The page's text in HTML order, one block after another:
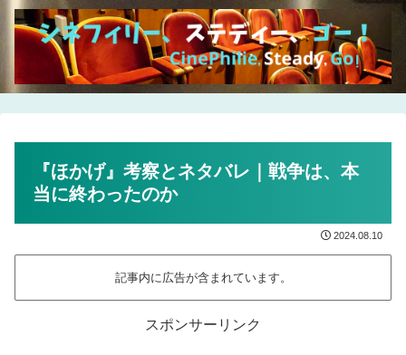
『ほかげ』考察とネタバレ｜戦争は、本
当に終わったのか
2024.08.10
記事内に広告が含まれています。
スポンサーリンク